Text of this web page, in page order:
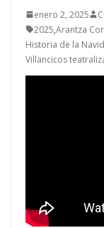
enero 2, 2025
2025,Arantza
Historia de la
Villancicos